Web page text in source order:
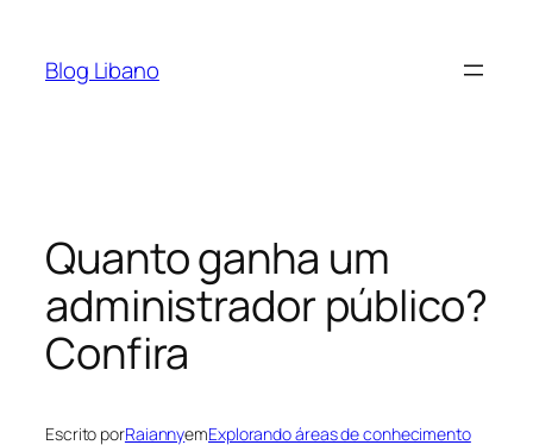
Blog Libano
Quanto ganha um
administrador público?
Confira
Escrito porRaiannyemExplorando áreas de conhecimento